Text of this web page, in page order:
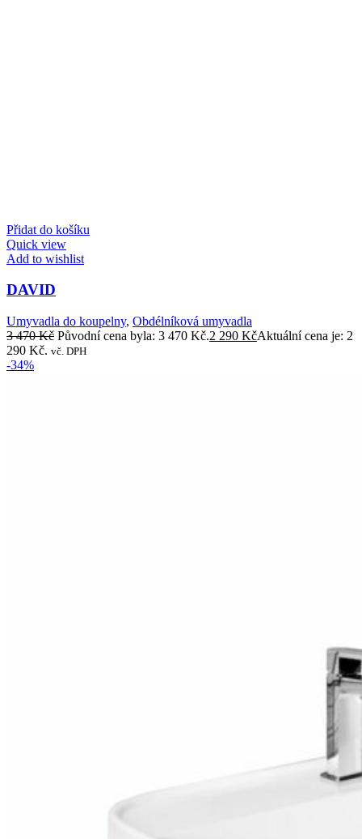
Přidat do košíku
Quick view
Add to wishlist
DAVID
Umyvadla do koupelny, Obdélníková umyvadla
3 470Kč Původní cena byla: 3 470 Kč.2 290 KčAktuální cena je: 2
290 Kč. vč. DPH
-34%